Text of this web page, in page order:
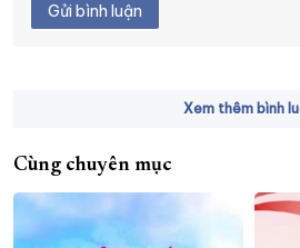
Gửi bình luận
Xem thêm bình
Cùng chuyên mục